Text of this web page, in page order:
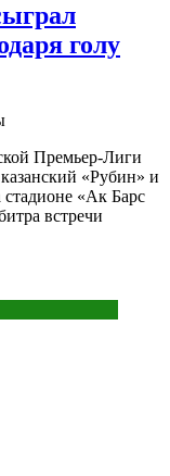
голу
Премьер-Лиги
«Рубин» и
«Ак Барс
встречи